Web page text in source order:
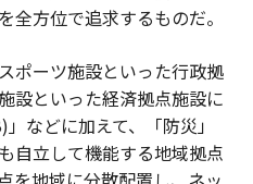
全方位で追求するものだ。
ポーツ施設といった行政拠
設といった経済拠点施設に
などに加えて、「防災」
自立して機能する地域拠点